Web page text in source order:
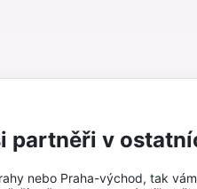
partněři v
nebo Praha-východ, tak